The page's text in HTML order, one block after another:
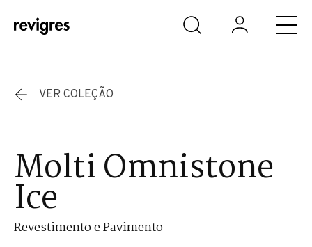
Saltar para o conteúdo principal
VER COLEÇÃO
Molti Omnistone
Ice
Revestimento e Pavimento